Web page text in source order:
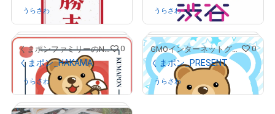
# 200/777
うらさわ さんが保有中
# 607/1000
うらさわさんが保有中
くまポンファミリーのNFTストア 0
くまポン_HAKAMA
うらさわ さんが保有中
GMOインターネットグループ公式キャラクター「くまポン」 0
くまポン_PRESENT
うらさわ さんが保有中